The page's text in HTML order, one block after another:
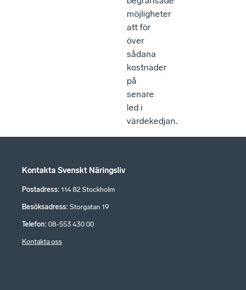
möjligheter
att för
över
sådana
kostnader
på
senare
led i
värdekedjan.
Kontakta Svenskt Näringsliv
Postadress: 114 82 Stockholm
Besöksadress: Storgatan 19
Telefon: 08-553 430 00
Kontakta oss